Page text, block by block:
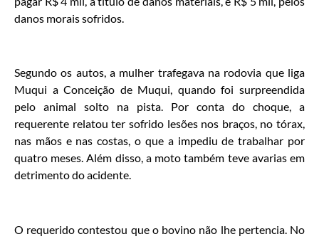
danos morais sofridos.
Segundo os autos, a mulher trafegava na rodovia que liga
Muqui a Conceição de Muqui, quando foi surpreendida
pelo animal solto na pista. Por conta do choque, a
requerente relatou ter sofrido lesões nos braços, no tórax,
nas mãos e nas costas, o que a impediu de trabalhar por
quatro meses. Além disso, a moto também teve avarias em
detrimento do acidente.
O requerido contestou que o bovino não lhe pertencia. No